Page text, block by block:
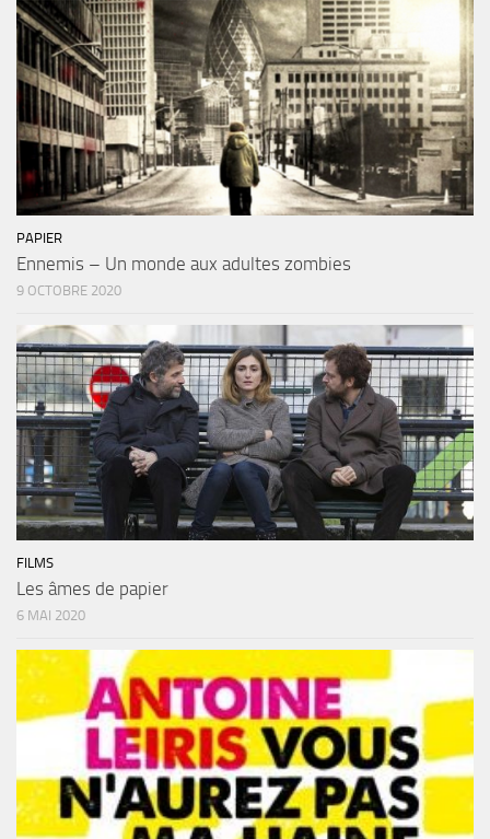
PAPIER
Ennemis – Un monde aux adultes zombies
9 OCTOBRE 2020
FILMS
Les âmes de papier
6 MAI 2020